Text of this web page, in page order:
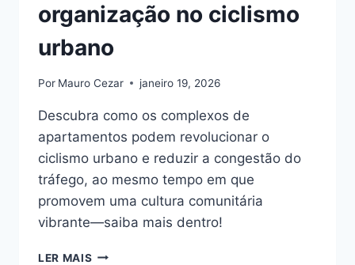
organização no ciclismo
urbano
Por Mauro Cezar janeiro 19, 2026
Descubra como os complexos de
apartamentos podem revolucionar o
ciclismo urbano e reduzir a congestão do
tráfego, ao mesmo tempo em que
promovem uma cultura comunitária
vibrante—saiba mais dentro!
LER MAIS GUIA: